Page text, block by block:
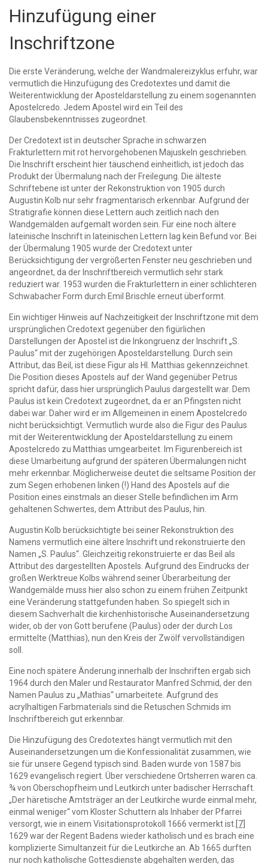
Hinzufügung einer
Inschriftzone
Die erste Veränderung, welche der Wandmalereizyklus erfuhr, war
vermutlich die Hinzufügung des Credotextes und damit die
Weiterentwicklung der Aposteldarstellung zu einem sogenannten
Apostelcredo. Jedem Apostel wird ein Teil des
Glaubensbekenntnisses zugeordnet.
Der Credotext ist in deutscher Sprache in schwarzen
Frakturlettern mit rot hervorgehobenen Majuskeln geschrieben.
Die Inschrift erscheint hier täuschend einheitlich, ist jedoch das
Produkt der Übermalung nach der Freilegung. Die älteste
Schriftebene ist unter der Rekonstruktion von 1905 durch
Augustin Kolb nur sehr fragmentarisch erkennbar. Aufgrund der
Stratigrafie können diese Lettern auch zeitlich nach den
Wandgemälden aufgemalt worden sein. Für eine noch ältere
lateinische Inschrift in lateinischen Lettern lag kein Befund vor. Bei
der Übermalung 1905 wurde der Credotext unter
Berücksichtigung der vergrößerten Fenster neu geschrieben und
angeordnet, da der Inschriftbereich vermutlich sehr stark
reduziert war. 1953 wurden die Frakturlettern in einer schlichteren
Schwabacher Form durch Emil Brischle erneut überformt.
Ein wichtiger Hinweis auf Nachzeitigkeit der Inschriftzone mit dem
ursprünglichen Credotext gegenüber den figürlichen
Darstellungen der Apostel ist die Inkongruenz der Inschrift „S.
Paulus“ mit der zugehörigen Aposteldarstellung. Durch sein
Attribut, das Beil, ist diese Figur als Hl. Matthias gekennzeichnet.
Die Position dieses Apostels auf der Wand gegenüber Petrus
spricht dafür, dass hier ursprünglich Paulus dargestellt war. Dem
Paulus ist kein Credotext zugeordnet, da er an Pfingsten nicht
dabei war. Daher wird er im Allgemeinen in einem Apostelcredo
nicht berücksichtigt. Vermutlich wurde also die Figur des Paulus
mit der Weiterentwicklung der Aposteldarstellung zu einem
Apostelcredo zu Matthias umgearbeitet. Im Figurenbereich ist
diese Umarbeitung aufgrund der späteren Übermalungen nicht
mehr erkennbar. Möglicherweise deutet die seltsame Position der
zum Segen erhobenen linken (!) Hand des Apostels auf die
Position eines einstmals an dieser Stelle befindlichen im Arm
gehaltenen Schwertes, dem Attribut des Paulus, hin.
Augustin Kolb berücksichtigte bei seiner Rekonstruktion des
Namens vermutlich eine ältere Inschrift und rekonstruierte den
Namen „S. Paulus“. Gleichzeitig rekonstruierte er das Beil als
Attribut des dargestellten Apostels. Aufgrund des Eindrucks der
großen Werktreue Kolbs während seiner Überarbeitung der
Wandgemälde muss hier also schon zu einem frühen Zeitpunkt
eine Veränderung stattgefunden haben. So spiegelt sich in
diesem Sachverhalt die kirchenhistorische Auseinandersetzung
wider, ob der von Gott berufene (Paulus) oder der durch Los
ermittelte (Matthias), nun den Kreis der Zwölf vervollständigen
soll.
Eine noch spätere Änderung innerhalb der Inschriften ergab sich
1964 durch den Maler und Restaurator Manfred Schmid, der den
Namen Paulus zu „Mathias“ umarbeitete. Aufgrund des
acrylhaltigen Farbmaterials sind die Retuschen Schmids im
Inschriftbereich gut erkennbar.
Die Hinzufügung des Credotextes hängt vermutlich mit den
Auseinandersetzungen um die Konfessionalität zusammen, wie
sie für unsere Gegend typisch sind. Baden wurde von 1587 bis
1629 evangelisch regiert. Über verschiedene Ortsherren waren ca.
¾ von Oberschopfheim und Leutkirch unter badischer Herrschaft.
„Der häretische Amtsträger an der Leutkirche wurde einmal mehr,
einmal weniger“ vom Kloster Schuttern als Inhaber der Pfarrei
versorgt, wie in einem Visitationsprotokoll 1666 vermerkt ist. [7]
1629 war der Regent Badens wieder katholisch und es brach eine
komplizierte Simultanzeit für die Leutkirche an. Ab 1665 durften
nur noch katholische Gottesdienste abgehalten werden, das